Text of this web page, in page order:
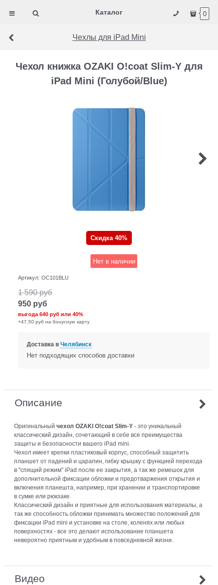
Каталог 0
Чехлы для iPad Mini
Чехол книжка OZAKI O!coat Slim-Y для
iPad Mini (Голубой/Blue)
Скидка 40%
Нет в наличии
Артикул: OC101BLU
1 590 руб
950 руб
выгода640 руб или40%
+47,50 руб на бонусную карту
Доставка в Челябинск
Нет подходящих способов доставки
Описание
Оригинальный чехол OZAKI O!coat Slim-Y- это уникальный
классический дизайн, сочетающий в себе все преимущества
защиты и безопасности вашего iPad mini.
Чехол имеет крепки пластиковый корпус, способный защитить
планшет от падений и царапин, гибку крышку с функцией перехода
в "спящий режим" iPad после ее закрытия, а так же ремешок для
дополнительной фиксации обложки и предотваржения открытия и
включения планешта, например, при хранении и транспортировке
в сумке или рюкзаке.
Классический дизайн и приятные для использования материалы, а
так же способность обложки принимать множество положений для
фиксации iPad mini и установке на столе, коленях или любых
поверхностях - все это делают использование планшета
невероятно приятным и удобным в повседневной жизни.
Видео